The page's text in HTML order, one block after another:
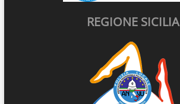
REGIONE SICILIA